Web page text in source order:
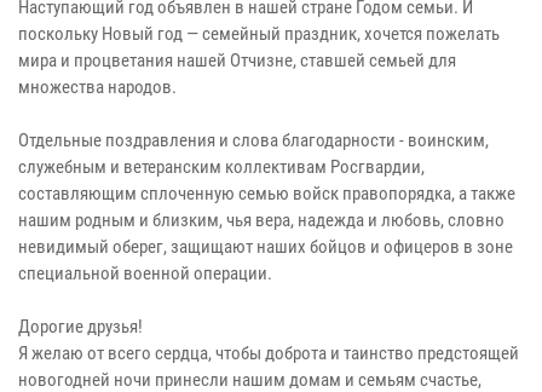
Наступающий год объявлен в нашей стране Годом семьи. И
поскольку Новый год — семейный праздник, хочется пожелать
мира и процветания нашей Отчизне, ставшей семьей для
множества народов.
Отдельные поздравления и слова благодарности - воинским,
служебным и ветеранским коллективам Росгвардии,
составляющим сплоченную семью войск правопорядка, а также
нашим родным и близким, чья вера, надежда и любовь, словно
невидимый оберег, защищают наших бойцов и офицеров в зоне
специальной военной операции.
Дорогие друзья!
Я желаю от всего сердца, чтобы доброта и таинство предстоящей
новогодней ночи принесли нашим домам и семьям счастье,